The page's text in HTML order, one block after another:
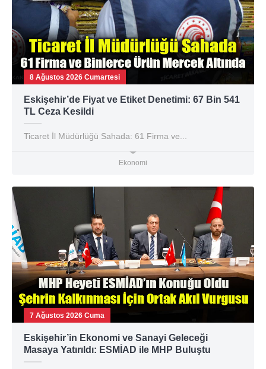
8 Ağustos 2026 Cumartesi
Eskişehir’de Fiyat ve Etiket Denetimi: 67 Bin 541
TL Ceza Kesildi
Ticaret İl Müdürlüğü Sahada: 61 Firma ve...
Ekonomi
7 Ağustos 2026 Cuma
Eskişehir’in Ekonomi ve Sanayi Geleceği
Masaya Yatırıldı: ESMİAD ile MHP Buluştu